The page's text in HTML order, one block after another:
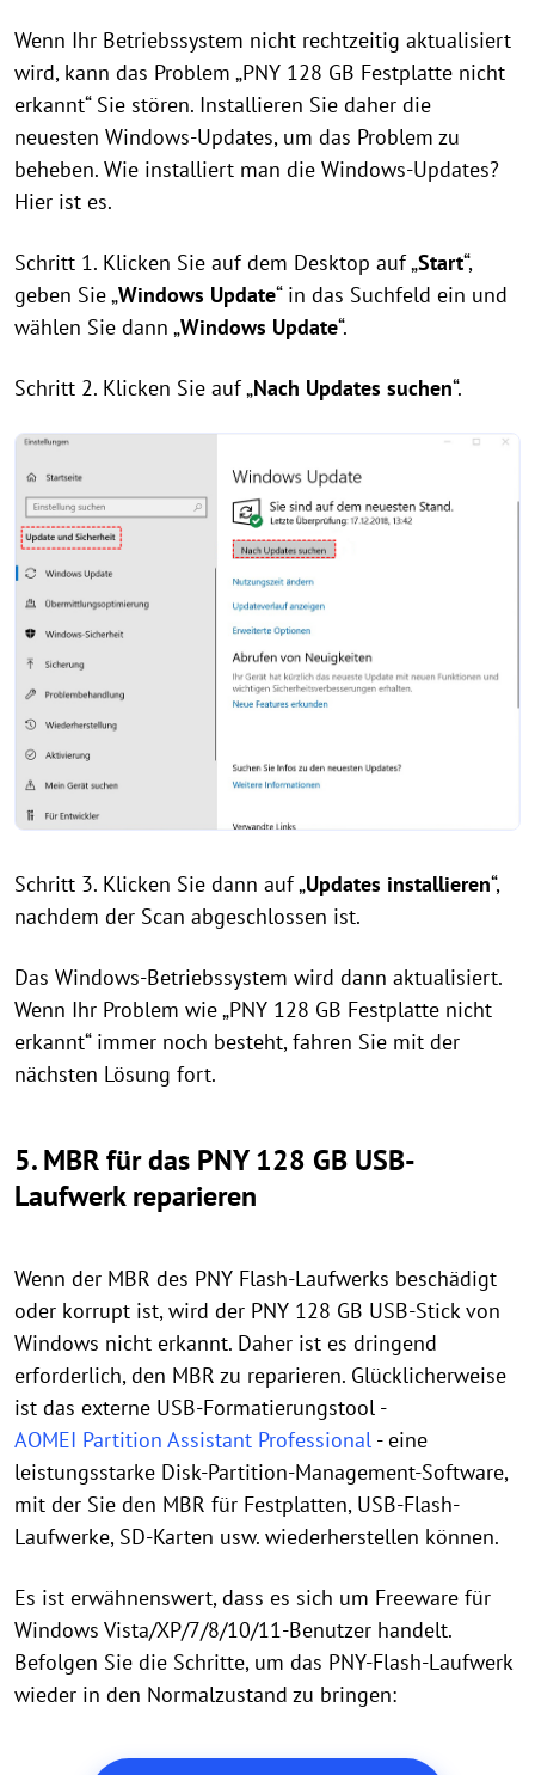
Wenn Ihr Betriebssystem nicht rechtzeitig aktualisiert
wird, kann das Problem „PNY 128 GB Festplatte nicht
erkannt“ Sie stören. Installieren Sie daher die
neuesten Windows-Updates, um das Problem zu
beheben. Wie installiert man die Windows-Updates?
Hier ist es.
Schritt 1. Klicken Sie auf dem Desktop auf „Start“,
geben Sie „Windows Update“ in das Suchfeld ein und
wählen Sie dann „Windows Update“.
Schritt 2. Klicken Sie auf „Nach Updates suchen“.
Schritt 3. Klicken Sie dann auf „Updates installieren“,
nachdem der Scan abgeschlossen ist.
Das Windows-Betriebssystem wird dann aktualisiert.
Wenn Ihr Problem wie „PNY 128 GB Festplatte nicht
erkannt“ immer noch besteht, fahren Sie mit der
nächsten Lösung fort.
5. MBR für das PNY 128 GB USB-
Laufwerk reparieren
Wenn der MBR des PNY Flash-Laufwerks beschädigt
oder korrupt ist, wird der PNY 128 GB USB-Stick von
Windows nicht erkannt. Daher ist es dringend
erforderlich, den MBR zu reparieren. Glücklicherweise
ist das externe USB-Formatierungstool -
AOMEI Partition Assistant Professional - eine
leistungsstarke Disk-Partition-Management-Software,
mit der Sie den MBR für Festplatten, USB-Flash-
Laufwerke, SD-Karten usw. wiederherstellen können.
Es ist erwähnenswert, dass es sich um Freeware für
Windows Vista/XP/7/8/10/11-Benutzer handelt.
Befolgen Sie die Schritte, um das PNY-Flash-Laufwerk
wieder in den Normalzustand zu bringen: